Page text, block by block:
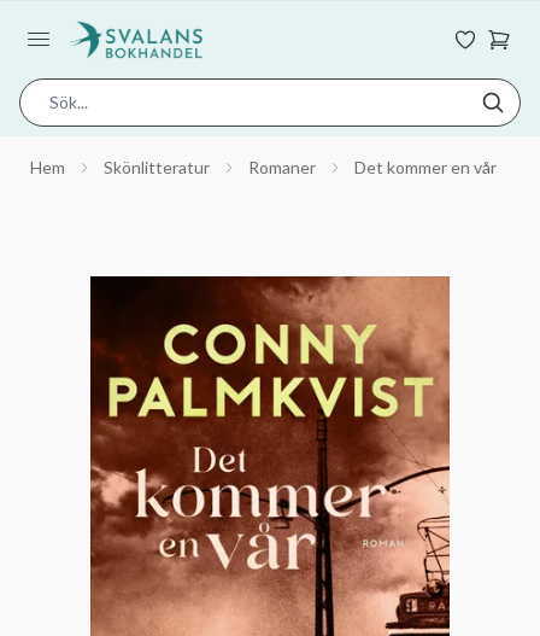
Hem Skönlitteratur Romaner Det kommer en vår